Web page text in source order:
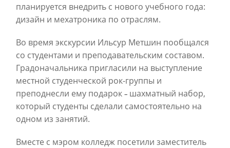
планируется внедрить с нового учебного года:
дизайн и мехатроника по отраслям.
Во время экскурсии Ильсур Метшин пообщался
со студентами и преподавательским составом.
Градоначальника пригласили на выступление
местной студенческой рок-группы и
преподнесли ему подарок – шахматный набор,
который студенты сделали самостоятельно на
одном из занятий.
Вместе с мэром колледж посетили заместитель